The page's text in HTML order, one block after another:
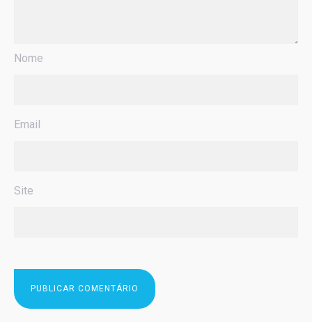
Nome
Email
Site